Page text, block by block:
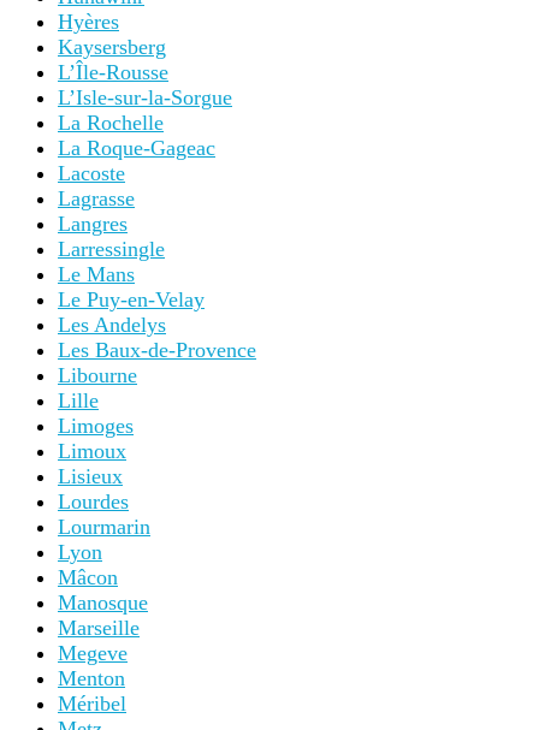
Hyères
Kaysersberg
L’Île-Rousse
L’Isle-sur-la-Sorgue
La Rochelle
La Roque-Gageac
Lacoste
Lagrasse
Langres
Larressingle
Le Mans
Le Puy-en-Velay
Les Andelys
Les Baux-de-Provence
Libourne
Lille
Limoges
Limoux
Lisieux
Lourdes
Lourmarin
Lyon
Mâcon
Manosque
Marseille
Megeve
Menton
Méribel